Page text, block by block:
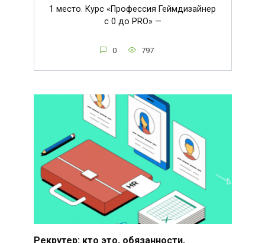
1 место. Курс «Профессия Геймдизайнер
с 0 до PRO» —
0 797
Рекрутер: кто это, обязанности,